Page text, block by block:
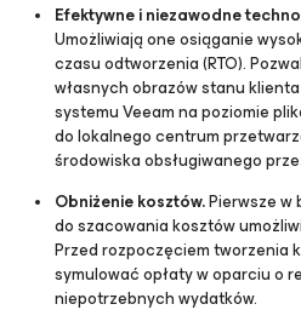
Efektywne i niezawodne
Umożliwiają one osiąganie
czasu odtworzenia (RTO).
własnych obrazów stanu
systemu Veeam na poziomie
do lokalnego centrum
środowiska obsługiwanego
Obniżenie kosztów.Pierwsze w
do szacowania kosztów
Przed rozpoczęciem tworzenia
symulować opłaty w oparciu o
niepotrzebnych wydatków.